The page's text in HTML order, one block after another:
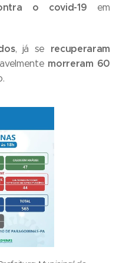
o covid-19 em
, já se recuperaram
morreram 60